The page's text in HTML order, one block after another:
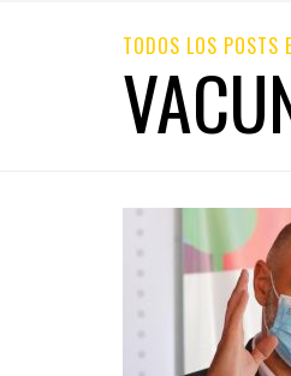
TODOS LOS POSTS